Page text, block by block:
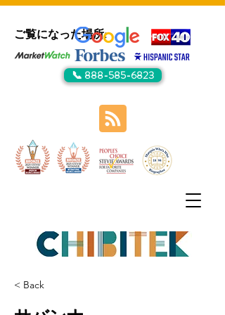
ご覧になった場所:
📞 888-585-6823
< Back